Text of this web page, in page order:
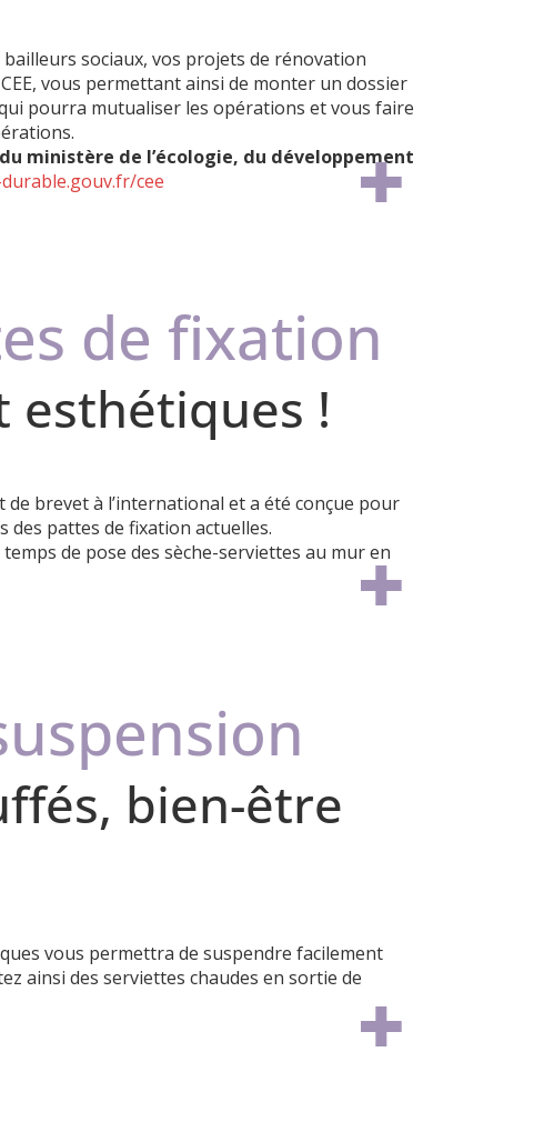
sociaux, vos projets de rénovation
vous permettant ainsi de monter un dossier
pourra mutualiser les opérations et vous faire
ministère de l’écologie, du développement
cee
de fixation
esthétiques !
de brevet à l’international et a été conçue pour
des pattes de fixation actuelles.
de pose des sèche-serviettes au mur en
bien-être
vous permettra de suspendre facilement
ainsi des serviettes chaudes en sortie de